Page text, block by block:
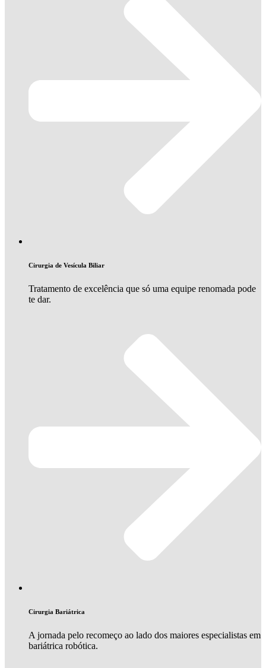
Cirurgia de Vesícula Biliar
Tratamento de excelência que só uma equipe renomada pode
te dar.
Cirurgia Bariátrica
A jornada pelo recomeço ao lado dos maiores especialistas em
bariátrica robótica.